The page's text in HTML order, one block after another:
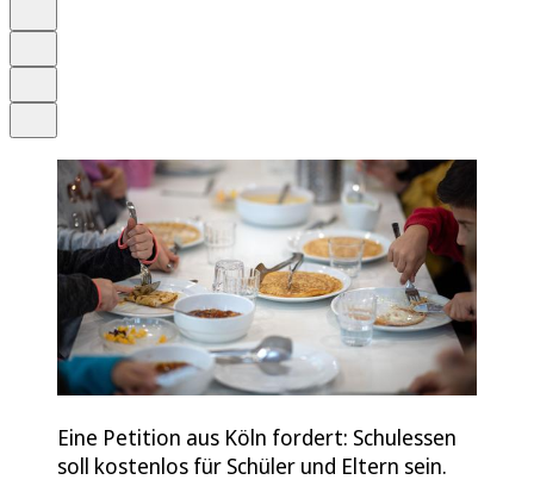
Eine Petition aus Köln fordert: Schulessen
soll kostenlos für Schüler und Eltern sein.